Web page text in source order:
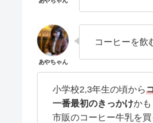
コーヒーを飲
小学校2,3年生の頃から
一番最初のきっかけかも
市販のコーヒー牛乳を